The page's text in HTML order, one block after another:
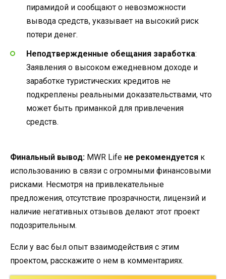
пирамидой и сообщают о невозможности
вывода средств, указывает на высокий риск
потери денег.
Неподтвержденные обещания заработка:
Заявления о высоком ежедневном доходе и
заработке туристических кредитов не
подкреплены реальными доказательствами, что
может быть приманкой для привлечения
средств.
Финальный вывод: MWR Life не рекомендуется к
использованию в связи с огромными финансовыми
рисками. Несмотря на привлекательные
предложения, отсутствие прозрачности, лицензий и
наличие негативных отзывов делают этот проект
подозрительным.
Если у вас был опыт взаимодействия с этим
проектом, расскажите о нем в комментариях.